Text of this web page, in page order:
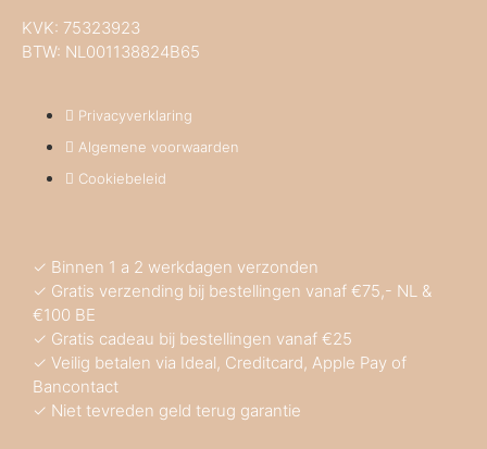
KVK: 75323923
BTW: NL001138824B65
Privacyverklaring
Algemene voorwaarden
Cookiebeleid
✓ Binnen 1 a 2 werkdagen verzonden
✓ Gratis verzending bij bestellingen vanaf €75,- NL &
€100 BE
✓ Gratis cadeau bij bestellingen vanaf €25
✓ Veilig betalen via Ideal, Creditcard, Apple Pay of
Bancontact
✓ Niet tevreden geld terug garantie